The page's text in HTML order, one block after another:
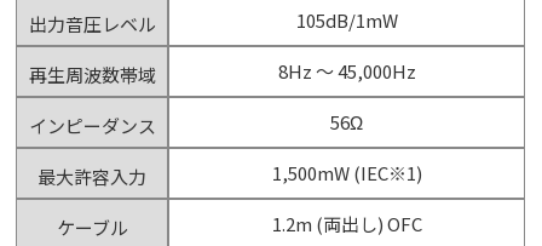
出力音圧レベル 105dB/1mW
再生周波数帯域 8Hz ～ 45,000Hz
インピーダンス 56Ω
最大許容入力 1,500mW (IEC※1)
ケーブル 1.2m (両出し) OFC